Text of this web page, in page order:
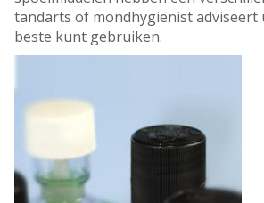
tandarts of mondhygiënist adviseert
beste kunt gebruiken.